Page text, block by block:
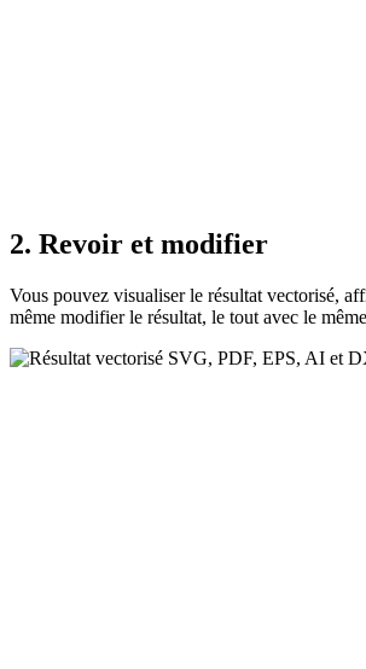
2. Revoir et modifier
Vous pouvez visualiser le résultat vectorisé,
même modifier le résultat, le tout avec le